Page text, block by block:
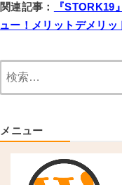
関連記事：
『STORK19
ュー！メリットデメリッ
メニュー